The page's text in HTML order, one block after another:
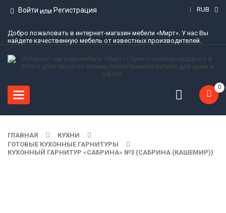
Войти или Регистрация RUB
Добро пожаловать в интернет-магазин мебели «Мирт». У нас Вы
найдете качественную мебель от известных производителей.
Toggle
navigation
0
ГЛАВНАЯ
КУХНИ
ГОТОВЫЕ КУХОННЫЕ ГАРНИТУРЫ
КУХОННЫЙ ГАРНИТУР «САБРИНА» №3 (САБРИНА (КАШЕМИР))